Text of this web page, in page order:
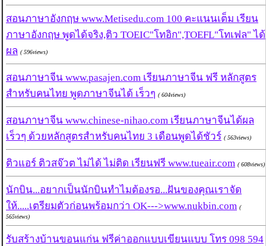
สอนภาษาอังกฤษ www.Metisedu.com 100 คะแนนเต็ม เรียน
ภาษาอังกฤษ พูดได้จริง,ติว TOEIC"โทอิก",TOEFL"โทเฟล" ได้
ผล ( 596views)
สอนภาษาจีน www.pasajen.com เรียนภาษาจีน ฟรี หลักสูตร
สำหรับคนไทย พูดภาษาจีนได้ เร็วๆ ( 604views)
สอนภาษาจีน www.chinese-nihao.com เรียนภาษาจีนได้ผล
เร็วๆ ด้วยหลักสูตรสำหรับคนไทย 3 เดือนพูดได้ชัวร์ ( 563views)
ติวแอร์ ติวสจ๊วต ไม่ได้ ไม่ติด เรียนฟรี www.tueair.com ( 608views)
นักบิน...อยากเป็นนักบินทำไมต้องรอ...ฝันของคุณเราจัด
ให้.....เตรียมตัวก่อนพร้อมกว่า OK--->www.nukbin.com (
565views)
รับสร้างบ้านขอนแก่น ฟรีค่าออกแบบเขียนแบบ โทร 098 594